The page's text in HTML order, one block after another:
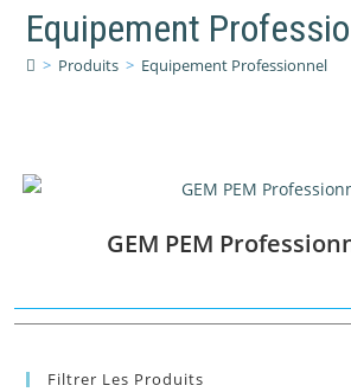
Equipement
> Produits > Equipement Professionnel
GEM PEM Professionnel(89)
GEM PEM
Filtrer Les Produits